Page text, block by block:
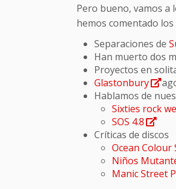
Pero bueno, vamos a
hemos comentado
Separaciones de
Han muerto dos
Proyectos en
Glastonbury
Hablamos de
Sixties rock
SOS 4.8
Críticas de discos
Ocean Colour
Niños
Manic Street